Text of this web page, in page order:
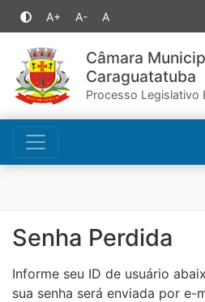
A+ A- A
Câmara
Caraguatatuba
Processo Legislativo
Senha Perdida
Informe seu ID de usuário
sua senha será enviada por e-